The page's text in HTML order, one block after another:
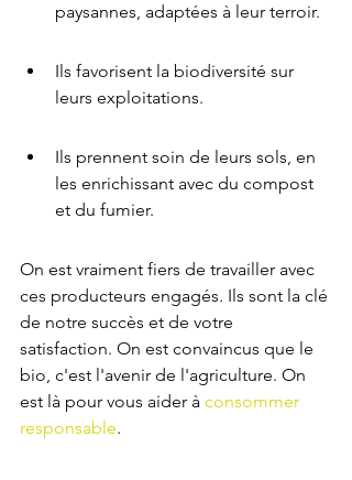
paysannes, adaptées à leur terroir.
Ils favorisent la biodiversité sur
leurs exploitations.
Ils prennent soin de leurs sols, en
les enrichissant avec du compost
et du fumier.
On est vraiment fiers de travailler avec
ces producteurs engagés. Ils sont la clé
de notre succès et de votre
satisfaction. On est convaincus que le
bio, c'est l'avenir de l'agriculture. On
est là pour vous aider à consommer
responsable.